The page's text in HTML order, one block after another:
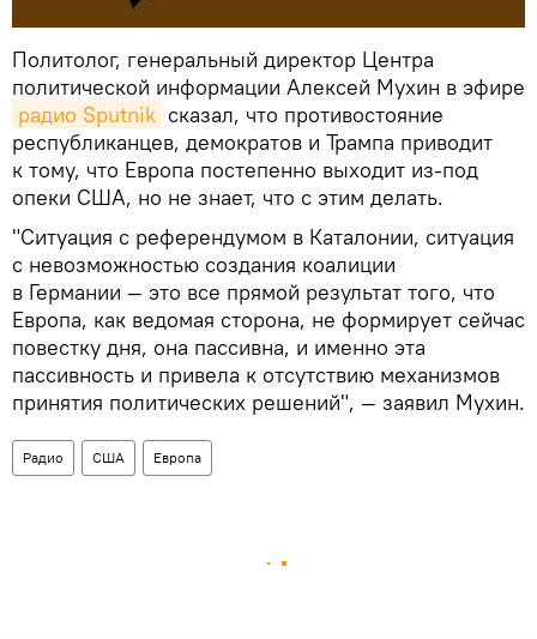
Политолог, генеральный директор Центра
политической информации Алексей Мухин в эфире
радио Sputnik сказал, что противостояние
республиканцев, демократов и Трампа приводит
к тому, что Европа постепенно выходит из-под
опеки США, но не знает, что с этим делать.
"Ситуация с референдумом в Каталонии, ситуация
с невозможностью создания коалиции
в Германии — это все прямой результат того, что
Европа, как ведомая сторона, не формирует сейчас
повестку дня, она пассивна, и именно эта
пассивность и привела к отсутствию механизмов
принятия политических решений", — заявил Мухин.
Радио США Европа